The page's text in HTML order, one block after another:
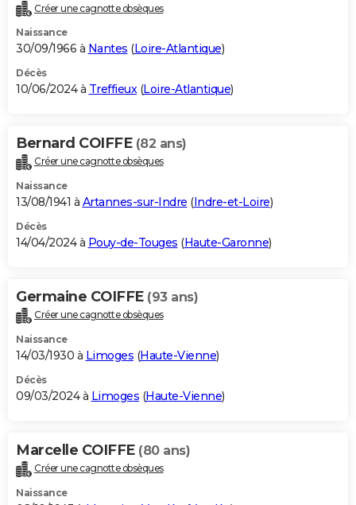
Créer une cagnotte obsèques
Naissance
30/09/1966 à Nantes (Loire-Atlantique)
Décès
10/06/2024 à Treffieux(Loire-Atlantique)
Bernard COIFFE (82 ans)
Créer une cagnotte obsèques
Naissance
13/08/1941 à Artannes-sur-Indre (Indre-et-Loire)
Décès
14/04/2024 à Pouy-de-Touges (Haute-Garonne)
Germaine COIFFE (93 ans)
Créer une cagnotte obsèques
Naissance
14/03/1930 à Limoges (Haute-Vienne)
Décès
09/03/2024 à Limoges (Haute-Vienne)
Marcelle COIFFE (80 ans)
Créer une cagnotte obsèques
Naissance